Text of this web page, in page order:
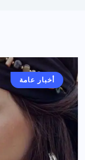
أخبار عامة